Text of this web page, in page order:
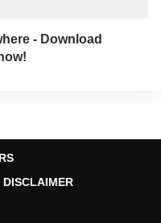
- Download
DISCLAIMER